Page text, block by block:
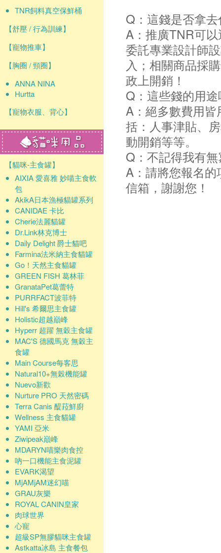
TNR飼料真空保鮮桶
【舒壓 / 行為訓練】
【寵物推車】
【胸圈 / 頸圈】
ANNA NINA
Hurtta
【寵物衣服、背心】
【貓咪-主食罐】
AIXIA 愛喜雅 妙喵主食軟
包
AkikA日本漁極貓罐系列
CANIDAE 卡比
Cherie法麗貓罐
Dr.Link林克博士
Daily Delight 爵士貓吧
Farmina法米納主食貓罐
Go！天然主食貓罐
GREEN FISH 葛林菲
GranataPet葛蕾特
PURRFACT波菲特
Hill's 希爾思主食罐
Holistic超越巔峰
Hyperr 超躍 無穀主食罐
MAC'S 德國馬克 無穀主
食罐
Main Course每客思
Natural10+無榖機能罐
Nuevo新歡
Nurture PRO 天然密碼
Terra Canis 醍菈鮮廚
Wellness 主食貓罐
YAMI 亞米
Ziwipeak巔峰
MDARYN喵樂肉食控
吶一口機能主食泥罐
EVARK渴望
MjAMjAM迷幻喵
GRAU灰樂
ROYAL CANIN皇家
肉球世界
心寵
超級SP無膠貓咪主食罐
Astkatta冰島 主食餐包
Q：這錢是否拿
A：推廣TNR可
委託專業設計師
入；相關商品採
政上開銷！
Q：這些錢的用
A：絕多數費用
括：人事津貼、
動開銷等等。
Q：不記得我有
A：請將您報名
信箱，謝謝您！